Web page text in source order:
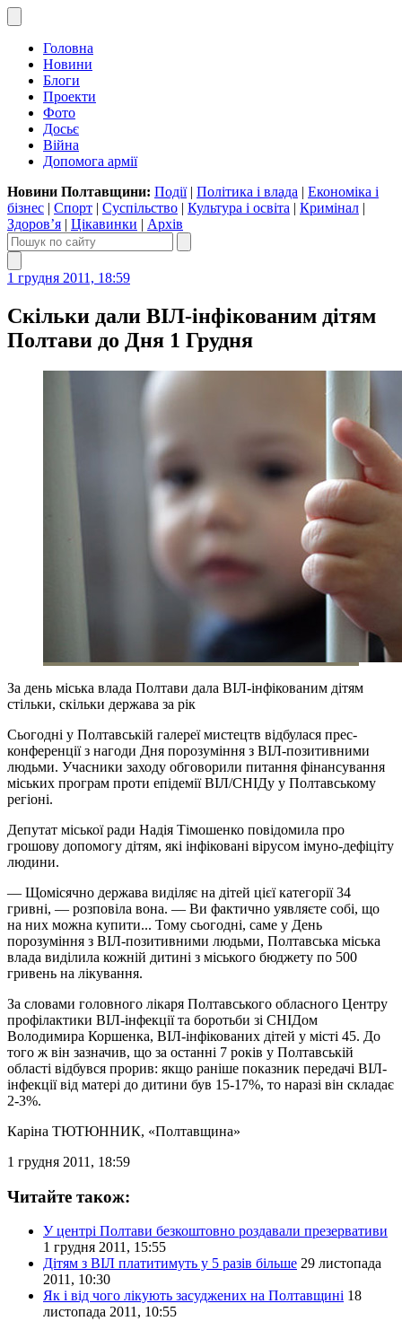
Головна
Новини
Блоги
Проекти
Фото
Досьє
Війна
Допомога армії
Новини Полтавщини: Події| Політика і влада | Економіка і
бізнес | Спорт | Суспільство | Культура і освіта | Кримінал |
Здоров’я | Цікавинки | Архів
1 грудня 2011, 18:59
Скільки дали ВІЛ-інфікованим дітям
Полтави до Дня 1 Грудня
За день міська влада Полтави дала ВІЛ-інфікованим дітям
стільки, скільки держава за рік
Сьогодні у Полтавській галереї мистецтв відбулася прес-
конференції з нагоди Дня порозуміння з ВІЛ-позитивними
людьми. Учасники заходу обговорили питання фінансування
міських програм проти епідемії ВІЛ/СНІДу у Полтавському
регіоні.
Депутат міської ради Надія Тімошенко повідомила про
грошову допомогу дітям, які інфіковані вірусом імуно-дефіціту
людини.
— Щомісячно держава виділяє на дітей цієї категорії 34
гривні, — розповіла вона. — Ви фактично уявляєте собі, що
на них можна купити... Тому сьогодні, саме у День
порозуміння з ВІЛ-позитивними людьми, Полтавська міська
влада виділила кожній дитині з міського бюджету по 500
гривень на лікування.
За словами головного лікаря Полтавського обласного Центру
профілактики ВІЛ-інфекції та боротьби зі СНІДом
Володимира Коршенка, ВІЛ-інфікованих дітей у місті 45. До
того ж він зазначив, що за останні 7 років у Полтавській
області відбувся прорив: якщо раніше показник передачі ВІЛ-
інфекції від матері до дитини був 15-17%, то наразі він складає
2-3%.
Каріна ТЮТЮННИК, «Полтавщина»
1 грудня 2011, 18:59
Читайте також:
У центрі Полтави безкоштовно роздавали презервативи
1 грудня 2011, 15:55
Дітям з ВІЛ платитимуть у 5 разів більше 29 листопада
2011, 10:30
Як і від чого лікують засуджених на Полтавщині 18
листопада 2011, 10:55